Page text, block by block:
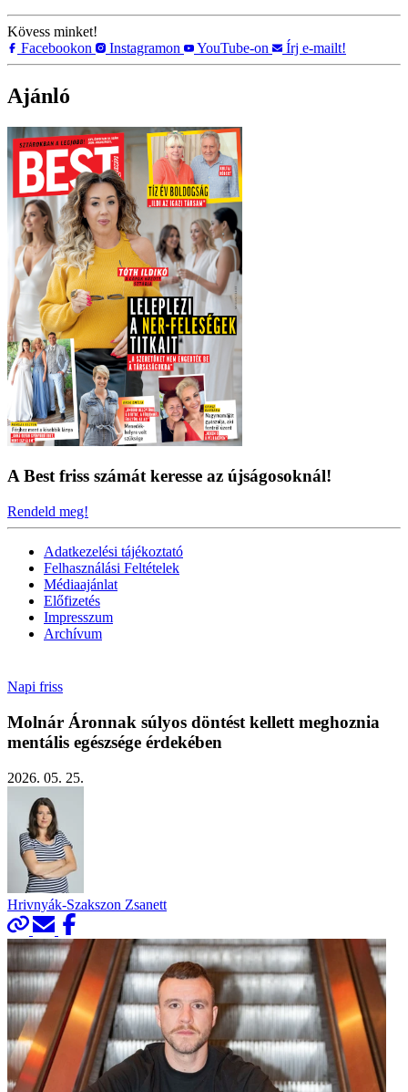
Kövess minket!
Facebookon
Instagramon YouTube-on Írj e-mailt!
Ajánló
A Best friss számát keresse az újságosoknál!
Rendeld meg!
Adatkezelési tájékoztató
Felhasználási Feltételek
Médiaajánlat
Előfizetés
Impresszum
Archívum
Napi friss
Molnár Áronnak súlyos döntést kellett meghoznia
mentális egészsége érdekében
2026. 05. 25.
Hrivnyák-Szakszon Zsanett